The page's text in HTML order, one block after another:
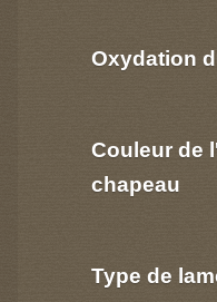
Oxydation
Couleur de
chapeau
Type de